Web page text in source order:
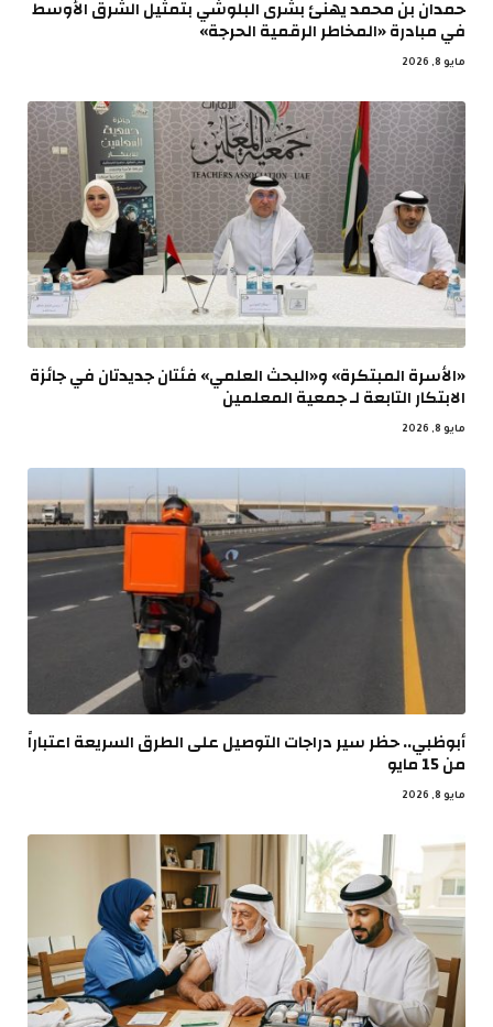
حمدان بن محمد يهنئ بشرى البلوشي بتمثيل الشرق الأوسط
في مبادرة «المخاطر الرقمية الحرجة»
مايو 8, 2026
«الأسرة المبتكرة» و«البحث العلمي» فئتان جديدتان في جائزة
الابتكار التابعة لـ جمعية المعلمين
مايو 8, 2026
أبوظبي.. حظر سير دراجات التوصيل على الطرق السريعة اعتباراً
من 15 مايو
مايو 8, 2026